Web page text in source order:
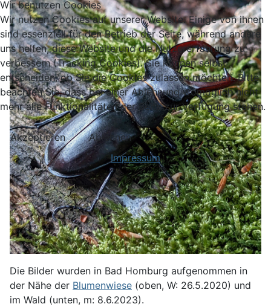
Die Bilder wurden in Bad Homburg aufgenommen in
der Nähe der Blumenwiese (oben, W: 26.5.2020) und
im Wald (unten, m: 8.6.2023).
Wir benutzen Cookies
Wir nutzen Cookies auf unserer Website. Einige von ihnen
sind essenziell für den Betrieb der Seite, während andere
uns helfen, diese Website und die Nutzererfahrung zu
verbessern (Tracking Cookies). Sie können selbst
entscheiden, ob Sie die Cookies zulassen möchten. Bitte
beachten Sie, dass bei einer Ablehnung womöglich nicht
mehr alle Funktionalitäten der Seite zur Verfügung stehen.
Akzeptieren
Ablehnen
Impressum